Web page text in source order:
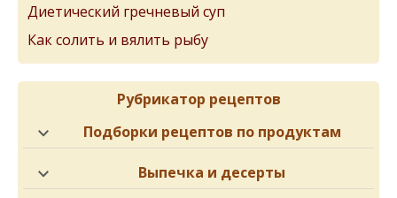
Диетический гречневый суп
Как солить и вялить рыбу
Рубрикатор рецептов
Подборки рецептов по продуктам
Выпечка и десерты